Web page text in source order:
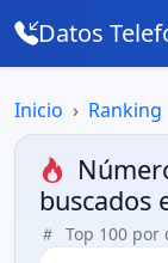
Datos
Inicio Ranking
buscados
Top 100 por